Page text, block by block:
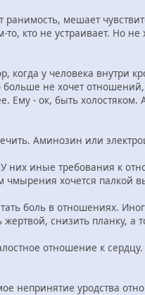
мешает
кто не устраивает. Но
когда у человека внутри
не хочет отношений,
Ему - ок, быть
Аминозин или
них иные требования к
хочется палкой
боль в отношениях.
снизить планку, а
отношение к
непринятие уродства